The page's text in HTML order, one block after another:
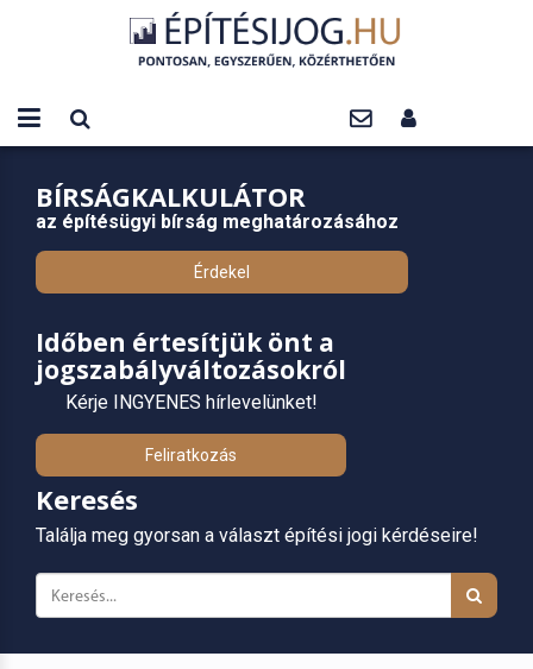
BÍRSÁGKALKULÁTOR
az építésügyi bírság meghatározásához
Érdekel
Időben értesítjük önt a
jogszabályváltozásokról
Kérje INGYENES hírlevelünket!
Feliratkozás
Keresés
Találja meg gyorsan a választ építési jogi kérdéseire!